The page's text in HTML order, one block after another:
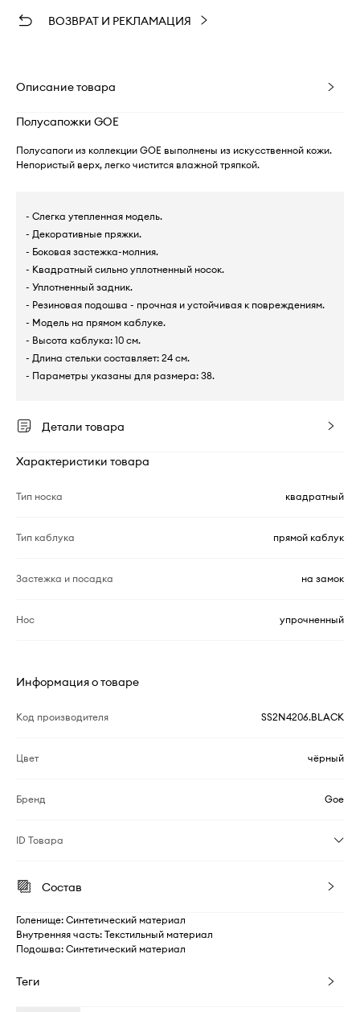
ВОЗВРАТ И РЕКЛАМАЦИЯ
Описание товара
Полусапожки GOE
Полусапоги из коллекции GOE выполнены из искусственной кожи.
Непористый верх, легко чистится влажной тряпкой.
- Слегка утепленная модель.
- Декоративные пряжки.
- Боковая застежка-молния.
- Квадратный сильно уплотненный носок.
- Уплотненный задник.
- Резиновая подошва - прочная и устойчивая к повреждениям.
- Модель на прямом каблуке.
- Высота каблука: 10 см.
- Длина стельки составляет: 24 см.
- Параметры указаны для размера: 38.
Детали товара
Характеристики товара
Тип носка квадратный
Тип каблука прямой каблук
Застежка и посадка на замок
Нос упрочненный
Информация о товаре
Код производителя SS2N4206.BLACK
Цвет чёрный
Бренд Goe
ID Товара
Состав
Голенище: Синтетический материал
Внутренняя часть: Текстильный материал
Подошва: Синтетический материал
Теги